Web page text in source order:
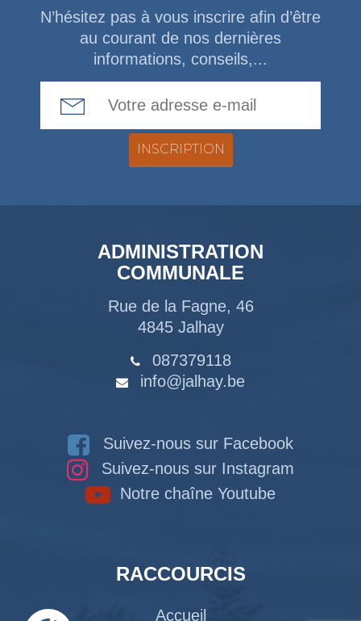
N’hésitez pas à vous inscrire afin d’être
au courant de nos dernières
informations, conseils,...
ADMINISTRATION
COMMUNALE
Rue de la Fagne, 46
4845 Jalhay
087379118
info@jalhay.be
Suivez-nous sur Facebook
Suivez-nous sur Instagram
Notre chaîne Youtube
RACCOURCIS
Accueil